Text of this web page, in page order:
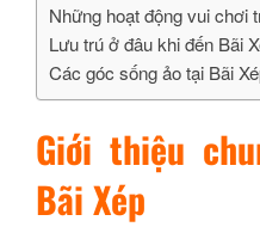
Những hoạt động vui chơi
Lưu trú ở đâu khi đến Bãi
Các góc sống ảo tại Bãi
Giới thiệu
Bãi Xép